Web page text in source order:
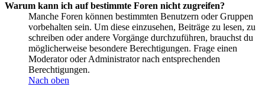
Warum kann ich auf bestimmte Foren nicht zugreifen?
Manche Foren können bestimmten Benutzern oder Gruppen
vorbehalten sein. Um diese einzusehen, Beiträge zu lesen, zu
schreiben oder andere Vorgänge durchzuführen, brauchst du
möglicherweise besondere Berechtigungen. Frage einen
Moderator oder Administrator nach entsprechenden
Berechtigungen.
Nach oben